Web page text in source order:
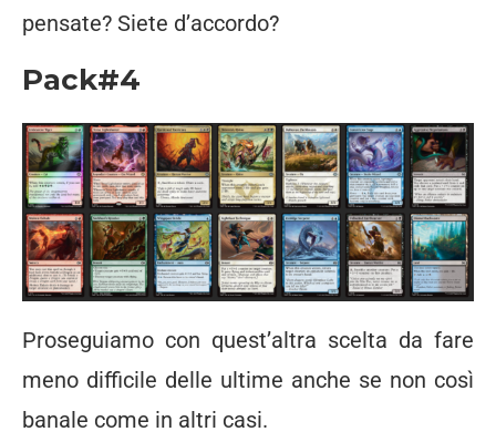
pensate? Siete d’accordo?
Pack#4
Proseguiamo con quest’altra scelta da fare
meno difficile delle ultime anche se non così
banale come in altri casi.